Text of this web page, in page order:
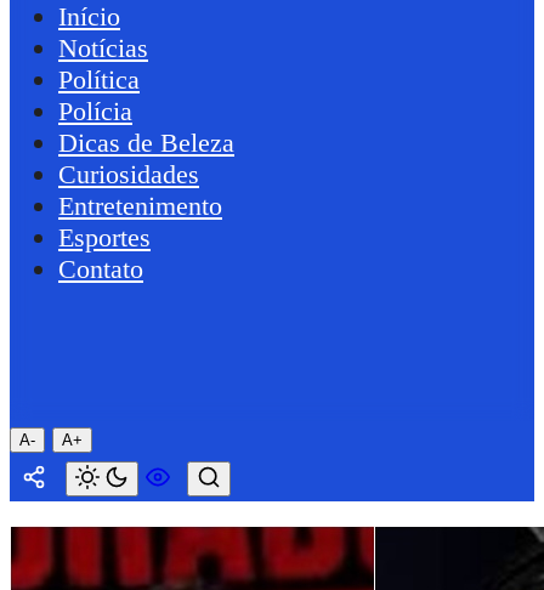
Início
Notícias
Política
Polícia
Dicas de Beleza
Curiosidades
Entretenimento
Esportes
Contato
A- A+